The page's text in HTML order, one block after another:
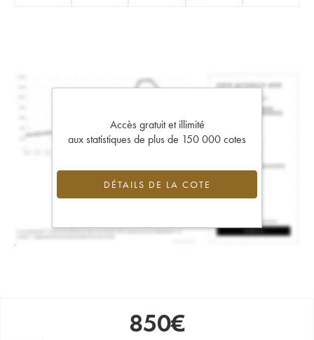
Accès gratuit et illimité
aux statistiques de plus de 150 000 cotes
DÉTAILS DE LA COTE
850€